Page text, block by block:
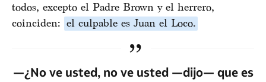
todos, excepto el Padre Brown y el herrero,
coinciden: el culpable es Juan el Loco.
—¿No ve usted, no ve usted —dijo— que es